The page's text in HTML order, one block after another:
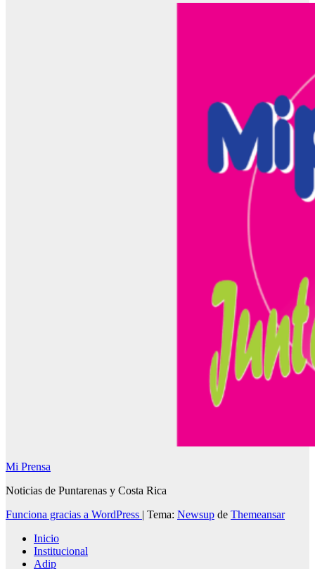
Mi Prensa
Noticias de Puntarenas y Costa Rica
Funciona gracias a WordPress | Tema: Newsup de Themeansar
Inicio
Institucional
Adip